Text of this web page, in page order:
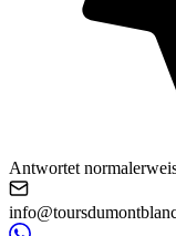
Antwortet